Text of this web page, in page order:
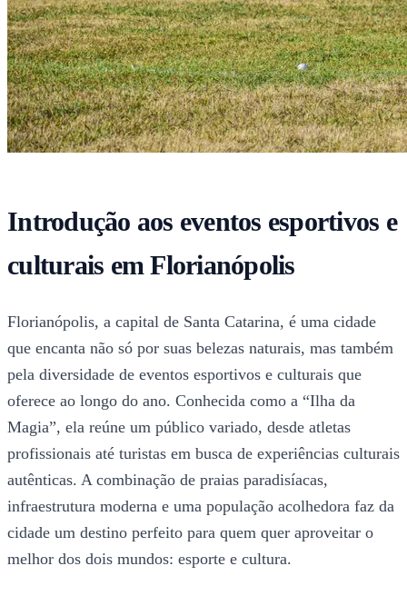
Introdução aos eventos esportivos e
culturais em Florianópolis
Florianópolis, a capital de Santa Catarina, é uma cidade
que encanta não só por suas belezas naturais, mas também
pela diversidade de eventos esportivos e culturais que
oferece ao longo do ano. Conhecida como a “Ilha da
Magia”, ela reúne um público variado, desde atletas
profissionais até turistas em busca de experiências culturais
autênticas. A combinação de praias paradisíacas,
infraestrutura moderna e uma população acolhedora faz da
cidade um destino perfeito para quem quer aproveitar o
melhor dos dois mundos: esporte e cultura.